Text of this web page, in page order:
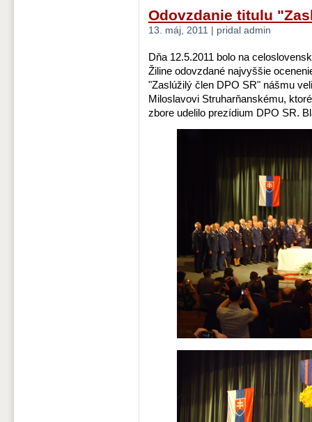
Odovzdanie titulu
13. máj, 2011 | pridal admin
Dňa 12.5.2011 bolo na
Žiline odovzdané najvyššie
"Zaslúžilý člen DPO SR" nášmu
Miloslavovi Struharňanskému,
zbore udelilo prezídium DPO SR.